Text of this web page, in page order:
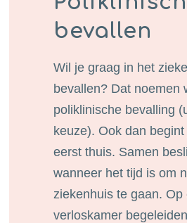
bevallen
Wil je graag in het
bevallen? Dat noemen
poliklinische bevalling
keuze). Ook dan
eerst thuis. Samen
wanneer het tijd is om
ziekenhuis te gaan. Op
verloskamer